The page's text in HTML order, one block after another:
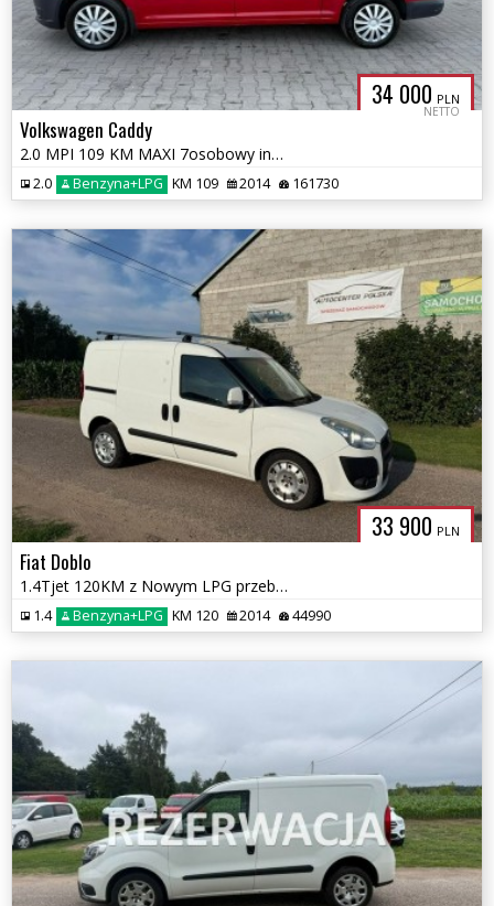
34 000 PLN
NETTO
Volkswagen Caddy
2.0 MPI 109 KM MAXI 7osobowy instalacja LPG Nowa Zarejestrowany
2.0 Benzyna+LPG KM 109 2014 161730
33 900 PLN
Fiat Doblo
1.4Tjet 120KM z Nowym LPG przebieg 44 tys km
1.4 Benzyna+LPG KM 120 2014 44990